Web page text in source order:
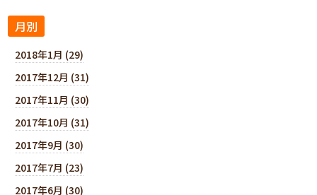
月別
2018年1月 (29)
2017年12月 (31)
2017年11月 (30)
2017年10月 (31)
2017年9月 (30)
2017年7月 (23)
2017年6月 (30)